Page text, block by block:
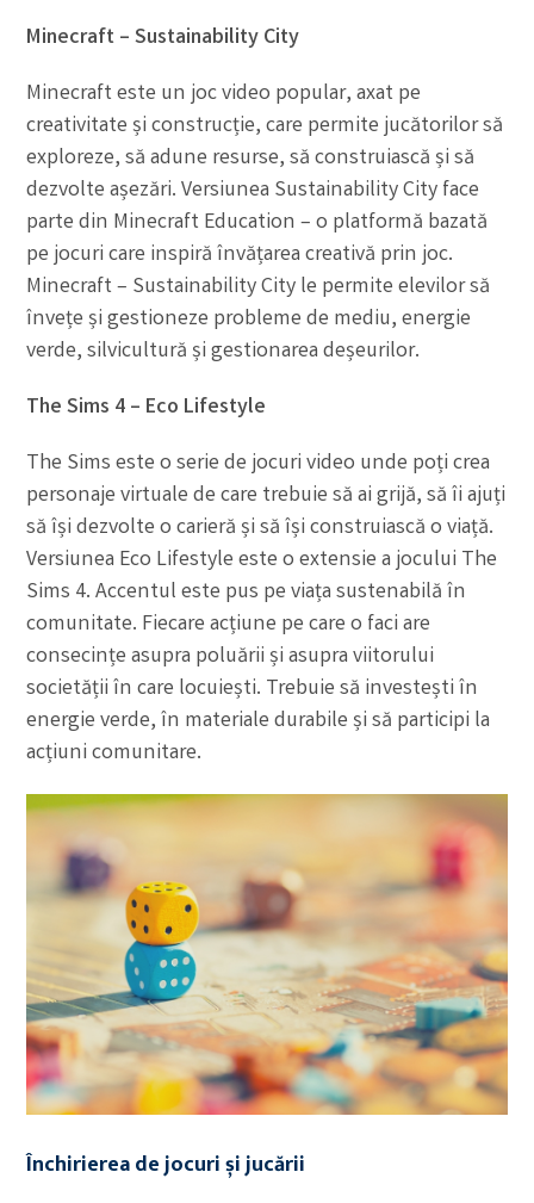
Minecraft – Sustainability City
Minecraft este un joc video popular, axat pe
creativitate și construcție, care permite jucătorilor să
exploreze, să adune resurse, să construiască și să
dezvolte așezări. Versiunea Sustainability City face
parte din Minecraft Education – o platformă bazată
pe jocuri care inspiră învățarea creativă prin joc.
Minecraft – Sustainability City le permite elevilor să
învețe și gestioneze probleme de mediu, energie
verde, silvicultură și gestionarea deșeurilor.
The Sims 4 – Eco Lifestyle
The Sims este o serie de jocuri video unde poți crea
personaje virtuale de care trebuie să ai grijă, să îi ajuți
să își dezvolte o carieră și să își construiască o viață.
Versiunea Eco Lifestyle este o extensie a jocului The
Sims 4. Accentul este pus pe viața sustenabilă în
comunitate. Fiecare acțiune pe care o faci are
consecințe asupra poluării și asupra viitorului
societății în care locuiești. Trebuie să investești în
energie verde, în materiale durabile și să participi la
acțiuni comunitare.
Închirierea de jocuri și jucării